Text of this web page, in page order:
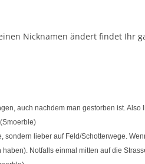
Nicknamen ändert findet Ihr
auch nachdem man gestorben ist. Also
lieber auf Feld/Schotterwege.
Notfalls einmal mitten auf die